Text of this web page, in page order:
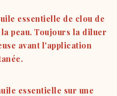
essentielle de clou de
peau. Toujours la diluer
avant l'application
essentielle sur une